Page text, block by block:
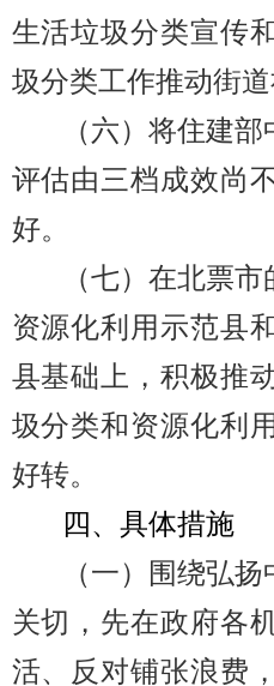
生活垃圾分类宣传
圾分类工作推动街
（六）将住建
评估由三档成效尚
好。
（七）在北票
资源化利用示范县
县基础上，积极推
圾分类和资源化利
好转。
四、具体措施
（一）围绕弘
关切，先在政府各
活、反对铺张浪费